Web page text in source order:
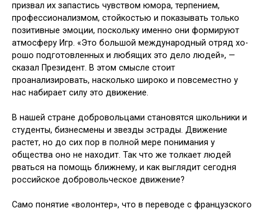
призвал их запастись чувством юмора, терпением,
профессионализ­мом, стойкостью и показывать только
позитивные эмоции, поскольку именно они формируют
атмосферу Игр. «Это большой международный отряд хо­
рошо подготовленных и любящих это дело людей», —
сказал Президент. В этом смысле стоит
проанализировать, насколько широко и повсеместно у
нас набирает силу это движение.
В нашей стране добровольцами становятся школьники и
студенты, бизнесмены и звезды эстрады. Движе­ние
растет, но до сих пор в полной ме­ре понимания у
общества оно не нахо­дит. Так что же толкает людей
рваться на помощь ближнему, и как выглядит сегодня
российское добровольческое движение?
Само понятие «волонтер», что в переводе с французского